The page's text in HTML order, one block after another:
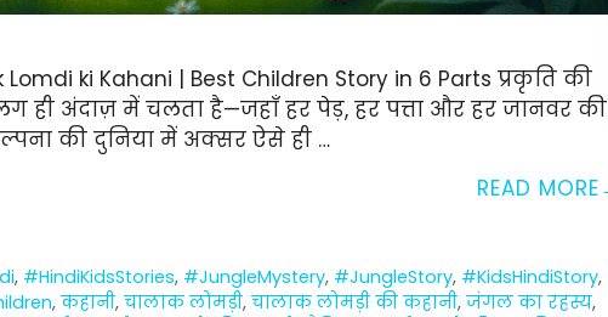
ki Kahani | Best Children Story in 6 Parts प्रकृति की
अंदाज़ में चलता है—जहाँ हर पेड़, हर पत्ता और हर जानवर की
की दुनिया में अक्सर ऐसे ही …
READ MORE
, #HindiKidsStories, #JungleMystery, #JungleStory, #KidsHindiStory,
, कहानी, चालाक लोमड़ी, चालाक लोमड़ी की कहानी, जंगल का रहस्य,